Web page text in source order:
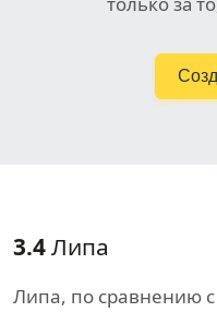
3.4Липа
Липа, по сравнению